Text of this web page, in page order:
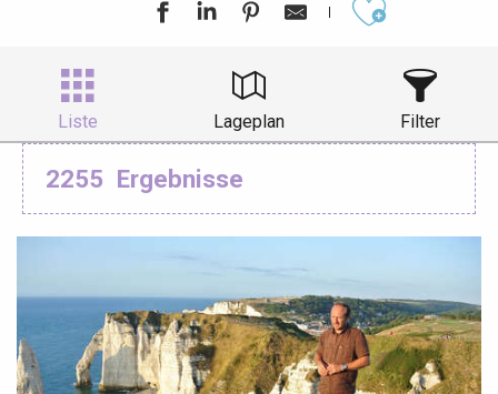
Liste Lageplan Filter
2255 Ergebnisse